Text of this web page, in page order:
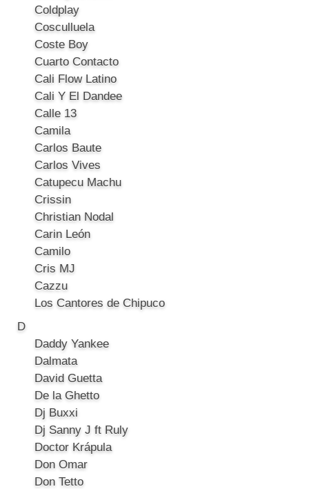
Coldplay
Cosculluela
Coste Boy
Cuarto Contacto
Cali Flow Latino
Cali Y El Dandee
Calle 13
Camila
Carlos Baute
Carlos Vives
Catupecu Machu
Crissin
Christian Nodal
Carin León
Camilo
Cris MJ
Cazzu
Los Cantores de Chipuco
D
Daddy Yankee
Dalmata
David Guetta
De la Ghetto
Dj Buxxi
Dj Sanny J ft Ruly
Doctor Krápula
Don Omar
Don Tetto